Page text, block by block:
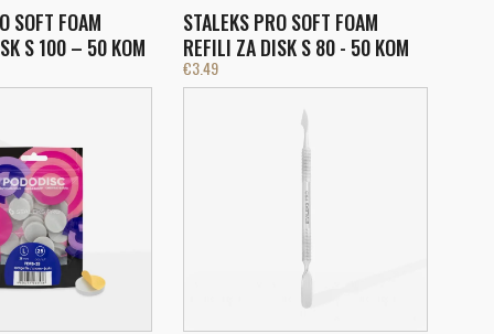
SOFT FOAM
S 100 – 50 KOM
STALEKS PRO SOFT FOAM
REFILI ZA DISK S 80 - 50 KOM
€3.49